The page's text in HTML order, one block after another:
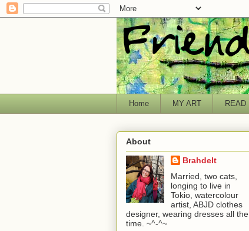
Home MY ART READ
About
Brahdelt
Married, two cats,
longing to live in
Tokio, watercolour
artist, ABJD clothes
designer, wearing dresses all the
time. ~^-^~